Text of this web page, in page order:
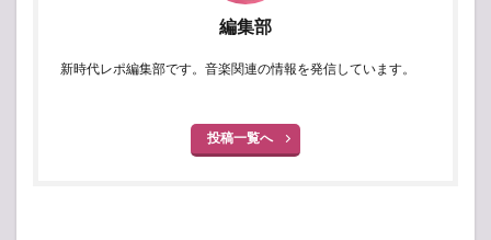
編集部
新時代レポ編集部です。音楽関連の情報を発信しています。
投稿一覧へ